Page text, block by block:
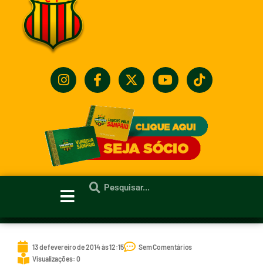
13 de fevereiro de 2014 às 12:15
Sem Comentários
Visualizações: 0